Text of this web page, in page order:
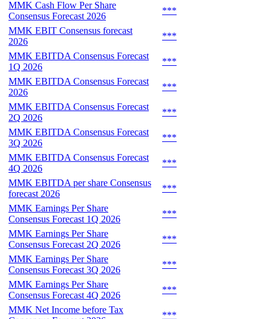
MMK Cash Flow Per Share
Consensus Forecast 2026
***
MMK EBIT Consensus forecast
2026
***
MMK EBITDA Consensus Forecast
1Q 2026
***
MMK EBITDA Consensus Forecast
2026
***
MMK EBITDA Consensus Forecast
2Q 2026
***
MMK EBITDA Consensus Forecast
3Q 2026
***
MMK EBITDA Consensus Forecast
4Q 2026
***
MMK EBITDA per share Consensus
forecast 2026
***
MMK Earnings Per Share
Consensus Forecast 1Q 2026
***
MMK Earnings Per Share
Consensus Forecast 2Q 2026
***
MMK Earnings Per Share
Consensus Forecast 3Q 2026
***
MMK Earnings Per Share
Consensus Forecast 4Q 2026
***
MMK Net Income before Tax
***